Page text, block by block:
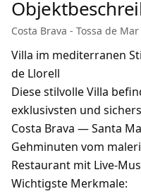
Costa Brava - Tossa de Mar
Villa im mediterranen
de Llorell
Diese stilvolle Villa
exklusivsten und
Costa Brava —Santa
Gehminuten vom
Restaurant mit Live-
Wichtigste Merkmale: